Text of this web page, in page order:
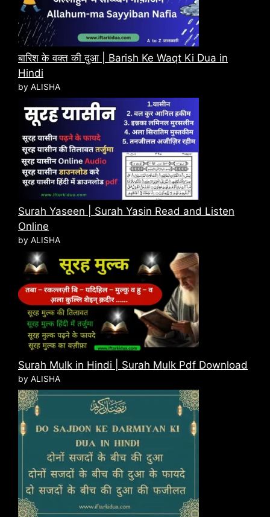
बारिश के वक्त की दुआ | Barish Ke Waqt Ki Dua in
Hindi
by ALISHA
Surah Yaseen | Surah Yasin Read and Listen
Online
by ALISHA
Surah Mulk in Hindi | Surah Mulk Pdf Download
by ALISHA